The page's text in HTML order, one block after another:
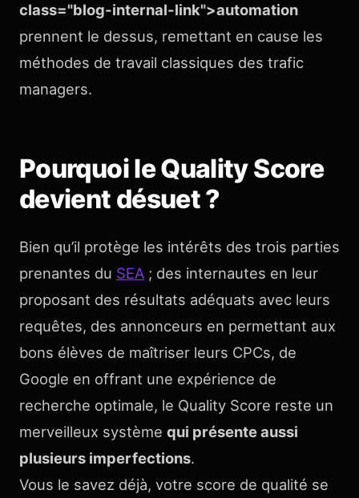
class="blog-internal-link">automation
prennent le dessus, remettant en cause les
méthodes de travail classiques des trafic
managers.
Pourquoi le Quality Score
devient désuet ?
Bien qu’il protège les intérêts des trois parties
prenantes du SEA ; des internautes en leur
proposant des résultats adéquats avec leurs
requêtes, des annonceurs en permettant aux
bons élèves de maîtriser leurs CPCs, de
Google en offrant une expérience de
recherche optimale, le Quality Score reste un
merveilleux système qui présente aussi
plusieurs imperfections.
Vous le savez déjà, votre score de qualité se